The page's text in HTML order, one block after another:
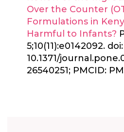
Over the Counter
Formulations in
Harmful to Infants?
5;10(11):e0142092. doi:
10.1371/
26540251; PMCID: